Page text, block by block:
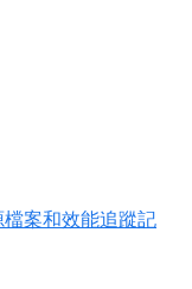
案和效能追蹤記